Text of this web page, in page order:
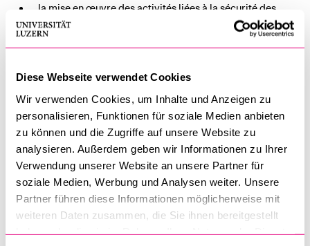
Diese Webseite verwendet Cookies
Wir verwenden Cookies, um Inhalte und Anzeigen zu
personalisieren, Funktionen für soziale Medien anbieten
zu können und die Zugriffe auf unsere Website zu
analysieren. Außerdem geben wir Informationen zu Ihrer
Verwendung unserer Website an unsere Partner für
soziale Medien, Werbung und Analysen weiter. Unsere
Partner führen diese Informationen möglicherweise mit
weiteren Daten zusammen, die Sie ihnen bereitgestellt
la mise en œuvre des activités liées à la sécurité des
patients, en particulier le tri téléphonique ;
notamment des outils basés sur l’intelligence artificielle
(IA), par les assistant·e·s médicaux·ales, les
coordinateur·rice·s en médecine ambulatoire et les
médecins généralistes.
L’objectif est d’obtenir une vision réaliste et nuancée de la
situation actuelle et de mettre en évidence les possibilités